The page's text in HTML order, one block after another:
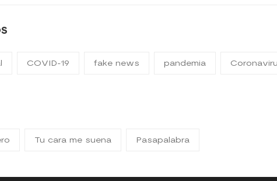
COVID-19 fake news pandemia
Tu cara me suena Pasapalabra